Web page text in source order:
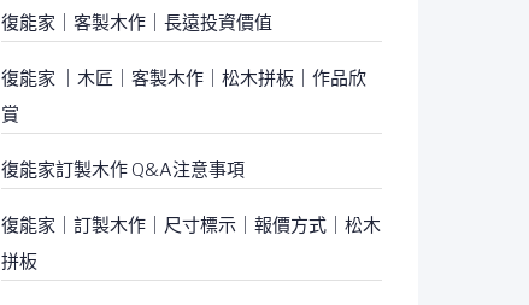
復能家｜客製木作｜長遠投資價值
復能家 ｜木匠｜客製木作｜松木拼板｜作品欣
賞
復能家訂製木作 Q&A注意事項
復能家｜訂製木作｜尺寸標示｜報價方式｜松木
拼板